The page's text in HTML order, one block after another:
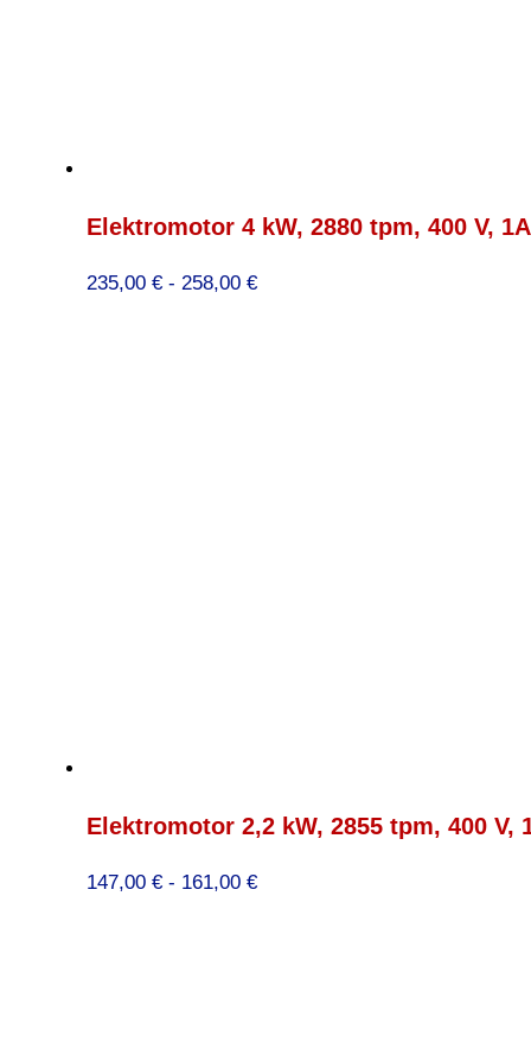
Elektromotor 4 kW, 2880 tpm, 400 V,
235,00 € - 258,00 €Prijsklasse:
Elektromotor 2,2 kW, 2855 tpm, 400 V,
147,00 € - 161,00 €Prijsklasse: